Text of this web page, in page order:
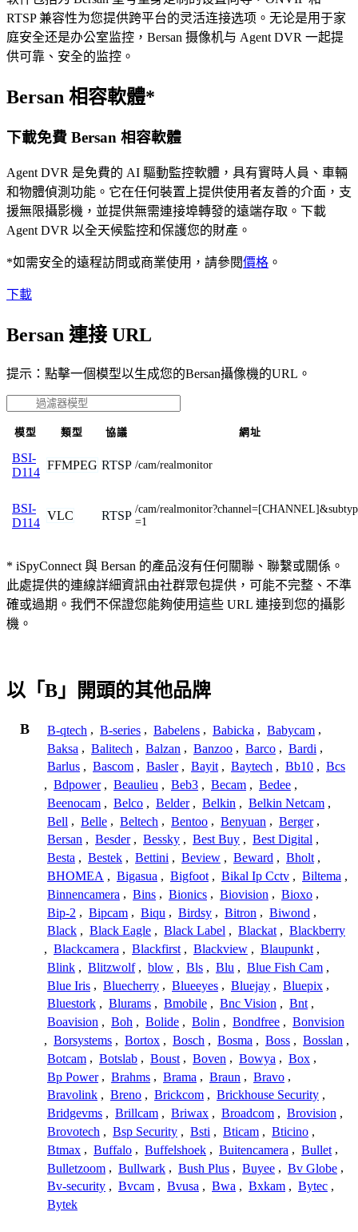
RTSP 兼容性为您提供跨平台的灵活连接选项。无论是用于家
庭安全还是办公室监控，Bersan 摄像机与 Agent DVR 一起提
供可靠、安全的监控。
Bersan 相容軟體*
下載免費 Bersan 相容軟體
Agent DVR 是免費的 AI 驅動監控軟體，具有實時人員、車輛
和物體偵測功能。它在任何裝置上提供使用者友善的介面，支
援無限攝影機，並提供無需連接埠轉發的遠端存取。下載
Agent DVR 以全天候監控和保護您的財產。
*如需安全的遠程訪問或商業使用，請參閱價格 。
下載
Bersan 連接 URL
提示：點擊一個模型以生成您的Bersan攝像機的URL。
模型 類型 協議 網址
BSI-
D114
FFMPEG RTSP /cam/realmonitor
BSI-
D114
VLC RTSP /cam/
=1
* iSpyConnect 與 Bersan 的產品沒有任何關聯、聯繫或關係。
此處提供的連線詳細資訊由社群眾包提供，可能不完整、不準
確或過期。我們不保證您能夠使用這些 URL 連接到您的攝影
機。
以「B」開頭的其他品牌
B B-qtech , B-series , Babelens , Babicka , Babycam ,
Baksa , Balitech , Balzan , Banzoo , Barco , Bardi ,
Barlus , Bascom , Basler , Bayit , Baytech , Bb10 , Bcs
, Bdpower , Beaulieu , Beb3 , Becam , Bedee ,
Beenocam , Belco , Belder , Belkin , Belkin Netcam ,
Bell , Belle , Beltech , Bentoo , Benyuan , Berger ,
Bersan , Besder , Bessky , Best Buy , Best Digital ,
Besta , Bestek , Bettini , Beview , Beward , Bholt ,
BHOMEA , Bigasua , Bigfoot , Bikal Ip Cctv , Biltema ,
Binnencamera , Bins , Bionics , Biovision , Bioxo ,
Bip-2 , Bipcam , Biqu , Birdsy , Bitron , Biwond ,
Black , Black Eagle , Black Label , Blackat , Blackberry
, Blackcamera , Blackfirst , Blackview , Blaupunkt ,
Blink , Blitzwolf , blow , Bls , Blu , Blue Fish Cam ,
Blue Iris , Bluecherry , Blueeyes , Bluejay , Bluepix ,
Bluestork , Blurams , Bmobile , Bnc Vision , Bnt ,
Boavision , Boh , Bolide , Bolin , Bondfree , Bonvision
, Borsystems , Bortox , Bosch , Bosma , Boss , Bosslan ,
Botcam , Botslab , Boust , Boven , Bowya , Box ,
Bp Power , Brahms , Brama , Braun , Bravo ,
Bravolink , Breno , Brickcom , Brickhouse Security ,
Bridgevms , Brillcam , Briwax , Broadcom , Brovision ,
Brovotech , Bsp Security , Bsti , Bticam , Bticino ,
Btmax , Buffalo , Buffelshoek , Buitencamera , Bullet ,
Bulletzoom , Bullwark , Bush Plus , Buyee , Bv Globe ,
Bv-security , Bvcam , Bvusa , Bwa , Bxkam , Bytec ,
Bytek